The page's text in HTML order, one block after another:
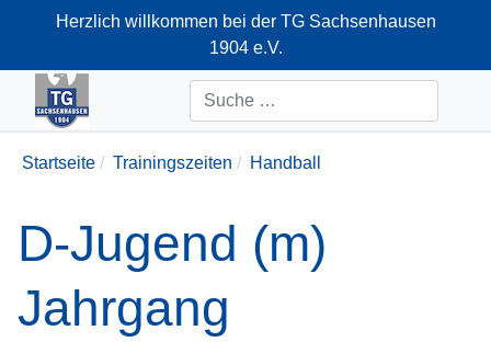
Herzlich willkommen bei der TG Sachsenhausen
1904 e.V.
+49-69-66374712
Suchen
Startseite Trainingszeiten Handball
D-Jugend (m)
Jahrgang